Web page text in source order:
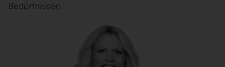
Bedürfnissen.